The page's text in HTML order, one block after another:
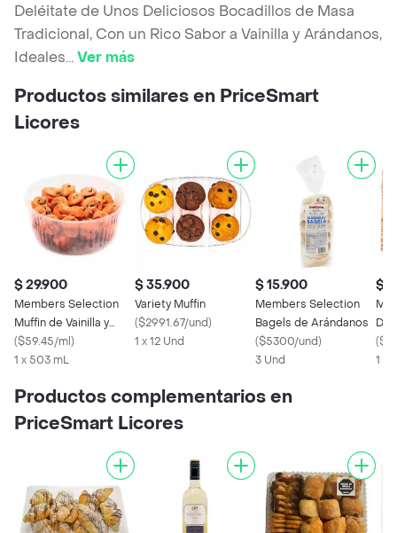
Deléitate de Unos Deliciosos Bocadillos de Masa
Tradicional, Con un Rico Sabor a Vainilla y Arándanos,
Ideales...Ver más
Productos similares en PriceSmart
Licores
$ 29.900
Members Selection
Muffin de Vainilla y
Chocolate
($59.45/ml)
1 x 503 mL
$ 35.900
Variety Muffin
($2991.67/und)
1 x 12 Und
$ 15.900
Members Selection
Bagels de Arándanos
($5300/und)
3 Und
$
(
1 x
Productos complementarios en
PriceSmart Licores